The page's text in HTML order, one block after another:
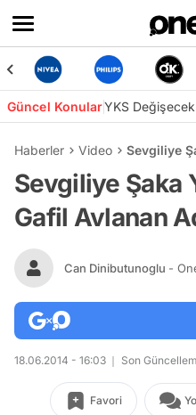
Güncel KonularYKS
Haberler Video Sevgiliye
Sevgiliye Şaka
Gafil Avlanan
Can Dinibutunoglu -
18.06.2014 - 16:03 Son
Favori